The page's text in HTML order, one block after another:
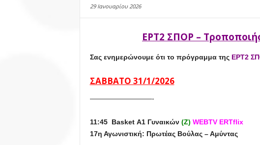
29 Ιανουαρίου 2026
ΕΡΤ2 ΣΠΟΡ –
Σας ενημερώνουμε ότι το πρόγραμμα της ΕΡΤ2
ΣΑΒΒΑΤΟ 31/1/2026
—————————-
11:45 Basket Α1 Γυναικών (Z) WEBTV ERTflix
17η Αγωνιστική: Πρωτέας Βούλας – Αμύντας